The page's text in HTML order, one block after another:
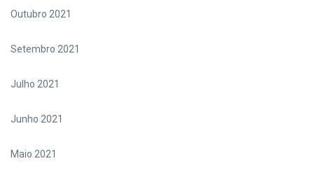
Outubro 2021
Setembro 2021
Julho 2021
Junho 2021
Maio 2021